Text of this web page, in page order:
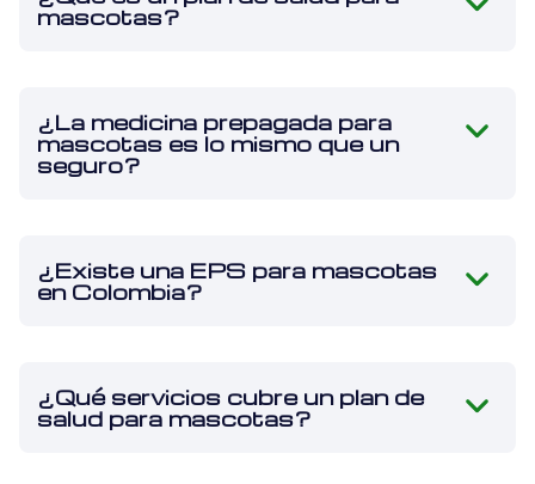
mascotas?
¿La medicina prepagada para
mascotas es lo mismo que un
seguro?
¿Existe una EPS para mascotas
en Colombia?
¿Qué servicios cubre un plan de
salud para mascotas?